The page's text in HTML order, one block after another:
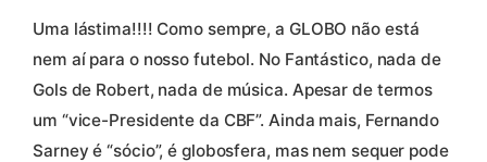
Uma lástima!!!! Como sempre, a GLOBO não está
nem aí para o nosso futebol. No Fantástico, nada de
Gols de Robert, nada de música. Apesar de termos
um “vice-Presidente da CBF”. Ainda mais, Fernando
Sarney é “sócio”, é globosfera, mas nem sequer pode